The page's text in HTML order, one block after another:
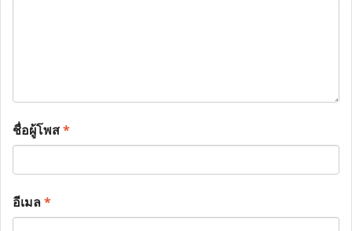
ชื่อผู้โพส*
อีเมล*